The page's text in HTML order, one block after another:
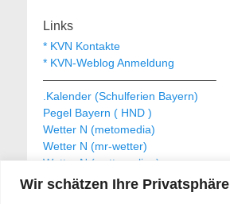
Wir schätzen Ihre Privatsphäre
Links
* KVN Kontakte
* KVN-Weblog Anmeldung
———————————————–
.Kalender (Schulferien Bayern)
Pegel Bayern ( HND )
Wetter N (metomedia)
Wetter N (mr-wetter)
Wetter N (wetteronline)